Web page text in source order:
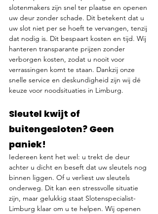
slotenmakers zijn snel ter plaatse en openen
uw deur zonder schade. Dit betekent dat u
uw slot niet per se hoeft te vervangen, tenzij
dat nodig is. Dit bespaart kosten en tijd. Wij
hanteren transparante prijzen zonder
verborgen kosten, zodat u nooit voor
verrassingen komt te staan. Dankzij onze
snelle service en deskundigheid zijn wij dé
keuze voor noodsituaties in Limburg.
Sleutel kwijt of
buitengesloten? Geen
paniek!
Iedereen kent het wel: u trekt de deur
achter u dicht en beseft dat uw sleutels nog
binnen liggen. Of u verliest uw sleutels
onderweg. Dit kan een stressvolle situatie
zijn, maar gelukkig staat Slotenspecialist-
Limburg klaar om u te helpen. Wij openen